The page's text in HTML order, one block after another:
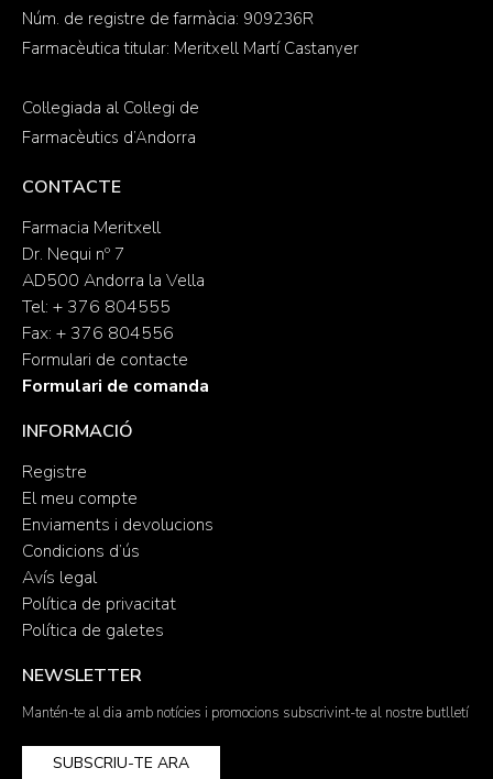
Núm. de registre de farmàcia: 909236R
Farmacèutica titular: Meritxell Martí Castanyer
Col·legiada al Col·legi de
Farmacèutics d’Andorra
CONTACTE
Farmacia Meritxell
Dr. Nequi nº 7
AD500 Andorra la Vella
Tel: + 376 804555
Fax: + 376 804556
Formulari de contacte
Formulari de comanda
INFORMACIÓ
Registre
El meu compte
Enviaments i devolucions
Condicions d’ús
Avís legal
Política de privacitat
Política de galetes
NEWSLETTER
Mantén-te al dia amb notícies i promocions subscrivint-te al nostre butlletí
SUBSCRIU-TE ARA